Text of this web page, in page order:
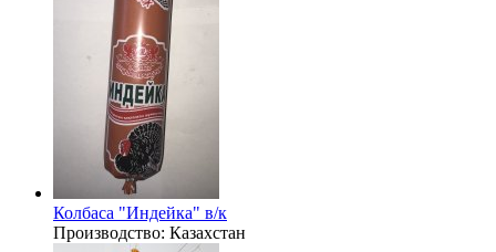
Колбаса "Индейка" в/к
Производство: Казахстан